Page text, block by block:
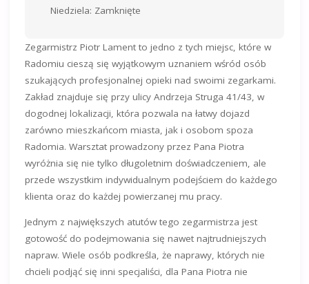
Niedziela: Zamknięte
Zegarmistrz Piotr Lament to jedno z tych miejsc, które w
Radomiu cieszą się wyjątkowym uznaniem wśród osób
szukających profesjonalnej opieki nad swoimi zegarkami.
Zakład znajduje się przy ulicy Andrzeja Struga 41/43, w
dogodnej lokalizacji, która pozwala na łatwy dojazd
zarówno mieszkańcom miasta, jak i osobom spoza
Radomia. Warsztat prowadzony przez Pana Piotra
wyróżnia się nie tylko długoletnim doświadczeniem, ale
przede wszystkim indywidualnym podejściem do każdego
klienta oraz do każdej powierzanej mu pracy.
Jednym z największych atutów tego zegarmistrza jest
gotowość do podejmowania się nawet najtrudniejszych
napraw. Wiele osób podkreśla, że naprawy, których nie
chcieli podjąć się inni specjaliści, dla Pana Piotra nie